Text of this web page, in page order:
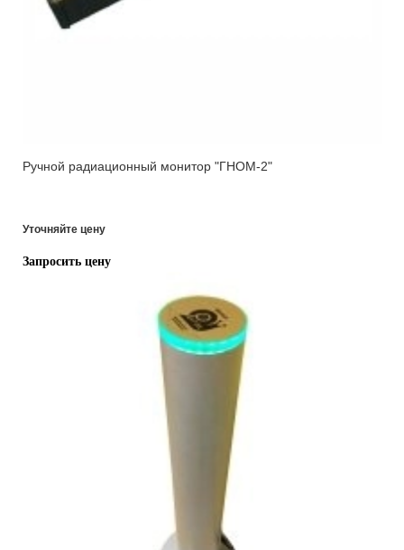
Ручной радиационный монитор "ГНОМ-2"
Уточняйте цену
Запросить цену